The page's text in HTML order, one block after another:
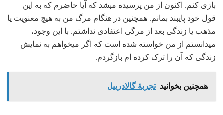
بازی کنم. اکنون از من پرسیده می‏شد که آیا حاضرم که به این
قول خود پایبند بمانم. همچنین در هنگام مرگ من به هیچ معنویت یا
مذهب یا زندگی بعد از مرگی اعتقادی نداشتم. با این وجود،
می‏دانستم از من خواسته شده است که اگر می‏خواهم به نمایش
زندگی که آن را ترک کرده‏ ام بازگردم.
همچنین بخوانید تجربۀ گالادرییل